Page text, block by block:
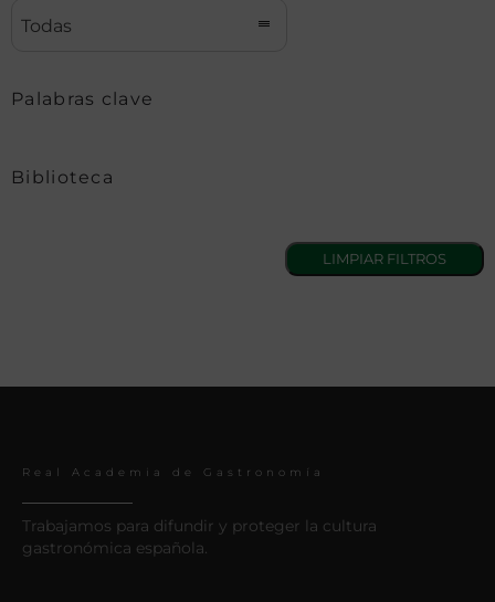
Todas
Palabras clave
Biblioteca
Real Academia de Gastronomía
Trabajamos para difundir y proteger la cultura
gastronómica española.